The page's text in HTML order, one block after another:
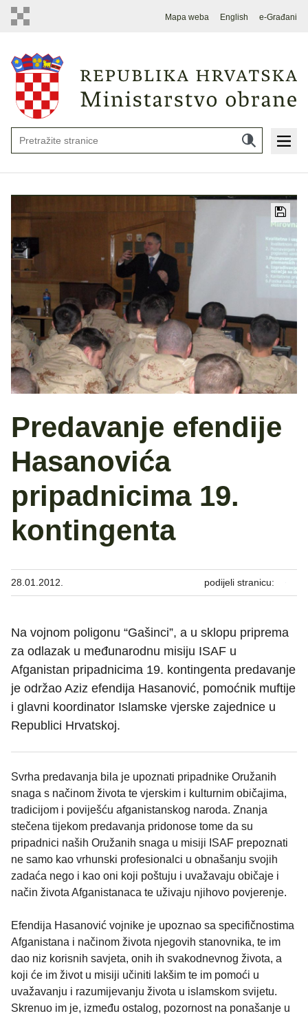
Mapa weba English e-Građani
Predavanje efendije
Hasanovića
pripadnicima 19.
kontingenta
28.01.2012. podijeli stranicu:
Na vojnom poligonu “Gašinci”, a u sklopu priprema
za odlazak u međunarodnu misiju ISAF u
Afganistan pripadnicima 19. kontingenta predavanje
je održao Aziz efendija Hasanović, pomoćnik muftije
i glavni koordinator Islamske vjerske zajednice u
Republici Hrvatskoj.
Svrha predavanja bila je upoznati pripadnike Oružanih
snaga s načinom života te vjerskim i kulturnim običajima,
tradicijom i poviješću afganistanskog naroda. Znanja
stečena tijekom predavanja pridonose tome da su
pripadnici naših Oružanih snaga u misiji ISAF prepoznati
ne samo kao vrhunski profesionalci u obnašanju svojih
zadaća nego i kao oni koji poštuju i uvažavaju običaje i
način života Afganistanaca te uživaju njihovo povjerenje.
Efendija Hasanović vojnike je upoznao sa specifičnostima
Afganistana i načinom života njegovih stanovnika, te im
dao niz korisnih savjeta, onih ih svakodnevnog života, a
koji će im život u misiji učiniti lakšim te im pomoći u
uvažavanju i razumijevanju života u islamskom svijetu.
Skrenuo im je, između ostalog, pozornost na ponašanje u